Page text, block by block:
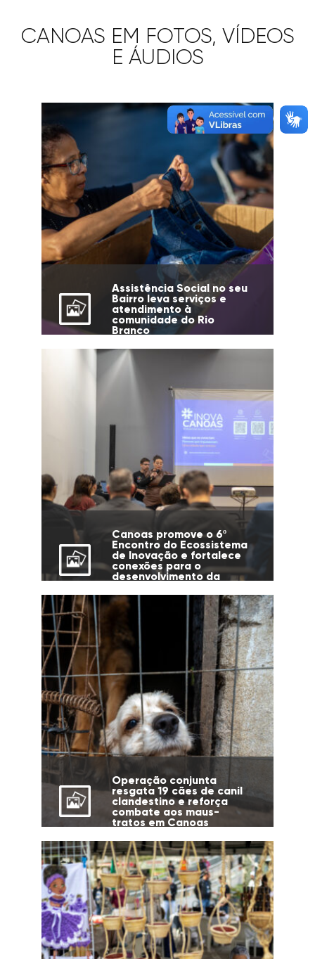
CANOAS EM FOTOS, VÍDEOS
E ÁUDIOS
Assistência Social no seu
Bairro leva serviços e
atendimento à
comunidade do Rio
Branco
Canoas promove o 6º
Encontro do Ecossistema
de Inovação e fortalece
conexões para o
desenvolvimento da
Operação conjunta
resgata 19 cães de canil
clandestino e reforça
combate aos maus-
tratos em Canoas